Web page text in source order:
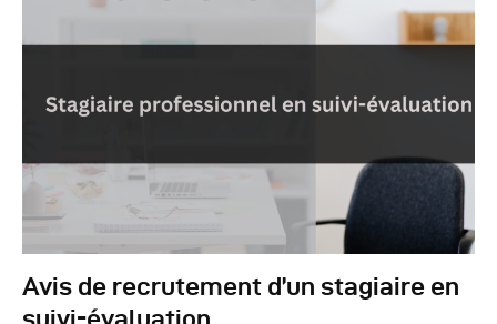
Avis de recrutement d’un stagiaire en
suivi-évaluation